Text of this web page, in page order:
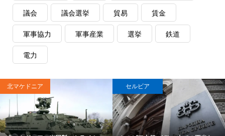
議会 議会選挙 貿易 賃金
軍事協力 軍事産業 選挙 鉄道
電力
北マケドニア セルビア